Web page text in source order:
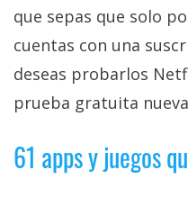
que sepas que solo
cuentas con una
deseas probarlos
prueba gratuita
61 apps y juegos